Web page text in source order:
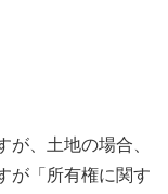
、土地の場合、
が「所有権に関す